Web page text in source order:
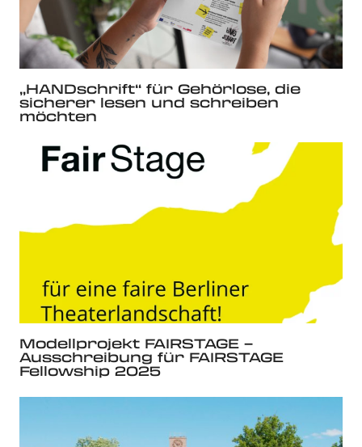
„HANDschrift“ für Gehörlose, die
sicherer lesen und schreiben
möchten
Modellprojekt FAIRSTAGE –
Ausschreibung für FAIRSTAGE
Fellowship 2025